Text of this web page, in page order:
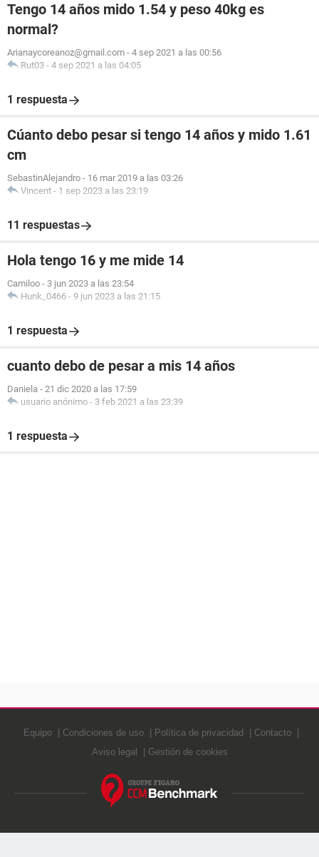
Tengo 14 años mido 1.54 y peso 40kg es
normal?
Arianaycoreanoz@gmail.com - 4 sep 2021 a las 00:56
Rut03 - 4 sep 2021 a las 04:05
1 respuesta
Cúanto debo pesar si tengo 14 años y mido 1.61
cm
SebastinAlejandro - 16 mar 2019 a las 03:26
Vincent - 1 sep 2023 a las 23:19
11 respuestas
Hola tengo 16 y me mide 14
Camiloo - 3 jun 2023 a las 23:54
Hunk_0466 - 9 jun 2023 a las 21:15
1 respuesta
cuanto debo de pesar a mis 14 años
Daniela - 21 dic 2020 a las 17:59
usuario anónimo - 3 feb 2021 a las 23:39
1 respuesta
Equipo Condiciones de uso Política de privacidad
Contacto
Aviso legal
Gestión de cookies